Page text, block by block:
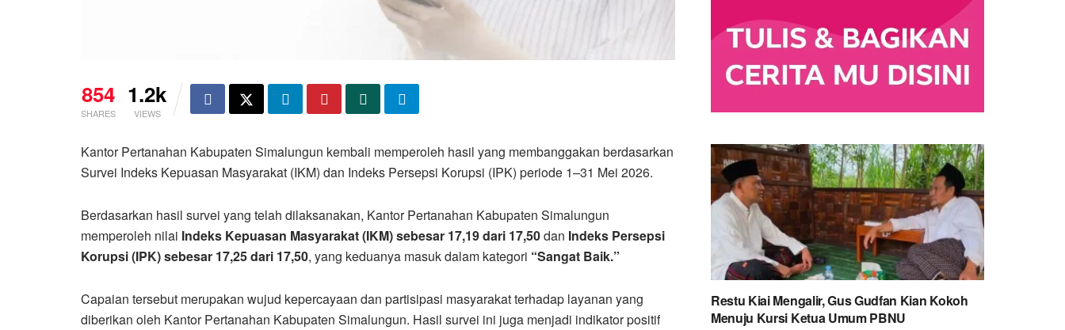
854
SHARES
1.2k
VIEWS
Kantor Pertanahan Kabupaten Simalungun kembali memperoleh hasil yang membanggakan berdasarkan
Survei Indeks Kepuasan Masyarakat (IKM) dan Indeks Persepsi Korupsi (IPK) periode 1–31 Mei 2026.
Berdasarkan hasil survei yang telah dilaksanakan, Kantor Pertanahan Kabupaten Simalungun
memperoleh nilai Indeks Kepuasan Masyarakat (IKM) sebesar 17,19 dari 17,50dan Indeks Persepsi
Korupsi (IPK) sebesar 17,25 dari 17,50, yang keduanya masuk dalam kategori “Sangat Baik.”
Capaian tersebut merupakan wujud kepercayaan dan partisipasi masyarakat terhadap layanan yang
diberikan oleh Kantor Pertanahan Kabupaten Simalungun. Hasil survei ini juga menjadi indikator positif
Restu Kiai Mengalir, Gus Gudfan Kian Kokoh
Menuju Kursi Ketua Umum PBNU